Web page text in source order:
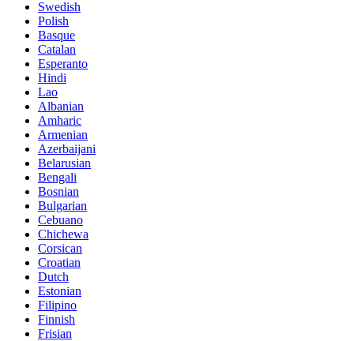
Swedish
Polish
Basque
Catalan
Esperanto
Hindi
Lao
Albanian
Amharic
Armenian
Azerbaijani
Belarusian
Bengali
Bosnian
Bulgarian
Cebuano
Chichewa
Corsican
Croatian
Dutch
Estonian
Filipino
Finnish
Frisian